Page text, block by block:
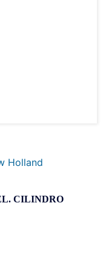
Holland
CILINDRO